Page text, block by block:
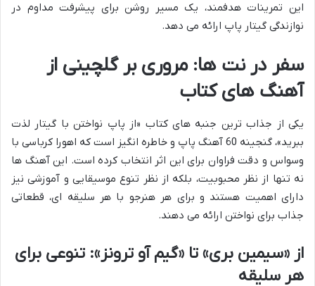
این تمرینات هدفمند، یک مسیر روشن برای پیشرفت مداوم در
نوازندگی گیتار پاپ ارائه می دهد.
سفر در نت ها: مروری بر گلچینی از
آهنگ های کتاب
یکی از جذاب ترین جنبه های کتاب «از پاپ نواختن با گیتار لذت
ببرید»، گنجینه 60 آهنگ پاپ و خاطره انگیز است که اهورا کرباسی با
وسواس و دقت فراوان برای این اثر انتخاب کرده است. این آهنگ ها
نه تنها از نظر محبوبیت، بلکه از نظر تنوع موسیقایی و آموزشی نیز
دارای اهمیت هستند و برای هر هنرجو با هر سلیقه ای، قطعاتی
جذاب برای نواختن ارائه می دهند.
از «سیمین بری» تا «گیم آو ترونز»: تنوعی برای
هر سلیقه